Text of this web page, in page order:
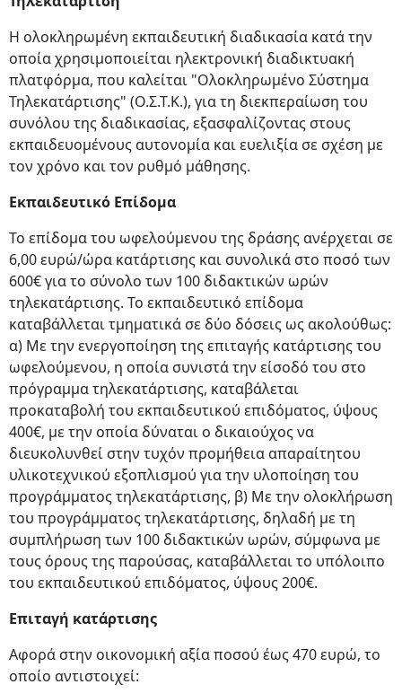
Η ολοκληρωμένη εκπαιδευτική διαδικασία κατά την
οποία χρησιμοποιείται ηλεκτρονική διαδικτυακή
πλατφόρμα, που καλείται "Ολοκληρωμένο Σύστημα
Τηλεκατάρτισης" (Ο.Σ.Τ.Κ.), για τη διεκπεραίωση του
συνόλου της διαδικασίας, εξασφαλίζοντας στους
εκπαιδευομένους αυτονομία και ευελιξία σε σχέση με
τον χρόνο και τον ρυθμό μάθησης.
Εκπαιδευτικό Επίδομα
Το επίδομα του ωφελούμενου της δράσης ανέρχεται σε
6,00 ευρώ/ώρα κατάρτισης και συνολικά στο ποσό των
600€ για το σύνολο των 100 διδακτικών ωρών
τηλεκατάρτισης. Το εκπαιδευτικό επίδομα
καταβάλλεται τμηματικά σε δύο δόσεις ως ακολούθως:
α) Με την ενεργοποίηση της επιταγής κατάρτισης του
ωφελούμενου, η οποία συνιστά την είσοδό του στο
πρόγραμμα τηλεκατάρτισης, καταβάλεται
προκαταβολή του εκπαιδευτικού επιδόματος, ύψους
400€, με την οποία δύναται ο δικαιούχος να
διευκολυνθεί στην τυχόν προμήθεια απαραίτητου
υλικοτεχνικού εξοπλισμού για την υλοποίηση του
προγράμματος τηλεκατάρτισης, β) Με την ολοκλήρωση
του προγράμματος τηλεκατάρτισης, δηλαδή με τη
συμπλήρωση των 100 διδακτικών ωρών, σύμφωνα με
τους όρους της παρούσας, καταβάλλεται το υπόλοιπο
του εκπαιδευτικού επιδόματος, ύψους 200€.
Επιταγή κατάρτισης
Αφορά στην οικονομική αξία ποσού έως 470 ευρώ, το
οποίο αντιστοιχεί: